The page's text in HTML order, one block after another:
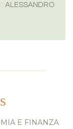
ALESSANDRO